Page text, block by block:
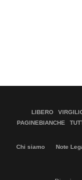
LIBERO
PAGINEBIANCHE
Chi siamo Note